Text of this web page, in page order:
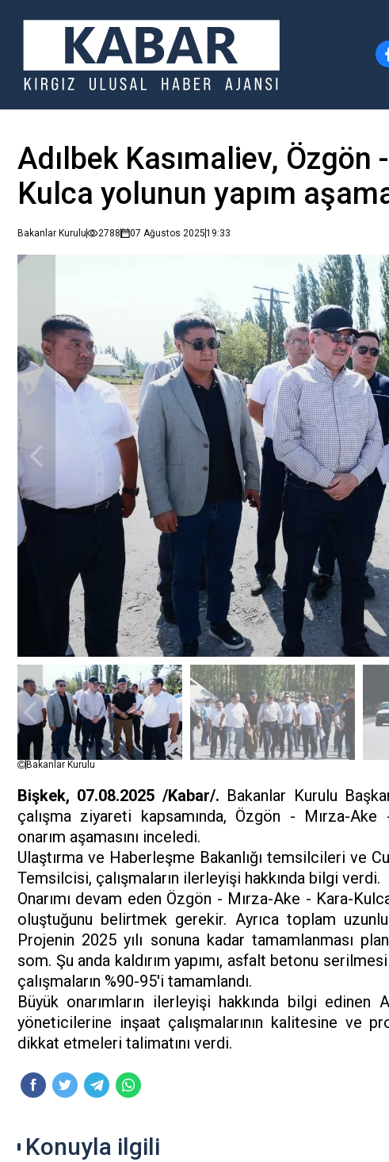
Adılbek Kasımaliev, Özgön
Kulca yolunun yapım
Bakanlar Kurulu 2788 07 Ağustos 202519:33
Bakanlar Kurulu
Bişkek, 07.08.2025 /Kabar/. Bakanlar Kurulu
çalışma ziyareti kapsamında, Özgön - Mırza-
onarım aşamasını inceledi.
Ulaştırma ve Haberleşme Bakanlığı temsilcileri ve
Temsilcisi, çalışmaların ilerleyişi hakkında bilgi verdi.
Onarımı devam eden Özgön - Mırza-Ake - Kara-
oluştuğunu belirtmek gerekir. Ayrıca toplam
Projenin 2025 yılı sonuna kadar tamamlanması
som. Şu anda kaldırım yapımı, asfalt betonu
çalışmaların %90-95'i tamamlandı.
Büyük onarımların ilerleyişi hakkında bilgi edinen
yöneticilerine inşaat çalışmalarının kalitesine ve
dikkat etmeleri talimatını verdi.
Konuyla ilgili